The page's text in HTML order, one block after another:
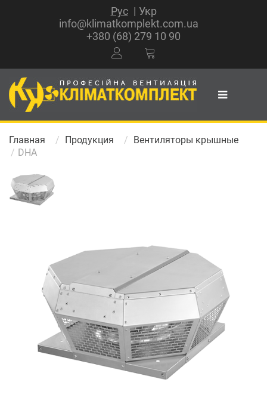
Рус
Укр
info@klimatkomplekt.com.ua
+380 (68) 279 10 90
Главная Продукция
Вентиляторы крышные
DHA